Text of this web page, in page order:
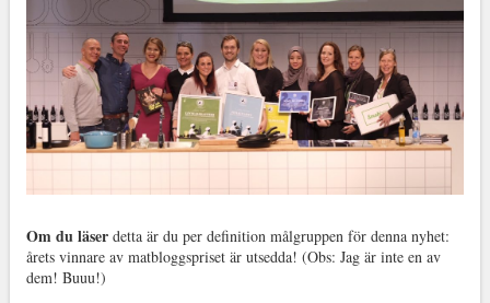
Om du läserdetta är du per definition målgruppen för denna nyhet:
årets vinnare av matbloggspriset är utsedda! (Obs: Jag är inte en av
dem! Buuu!)